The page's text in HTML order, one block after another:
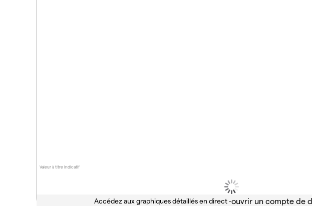
Valeur à titre indicatif
Accédez aux graphiques détaillés en direct -